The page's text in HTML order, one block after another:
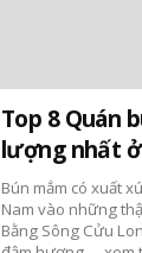
Top 8 Quán
lượng nhất
Bún mắm có xuất
Nam vào những
Bằng Sông Cửu